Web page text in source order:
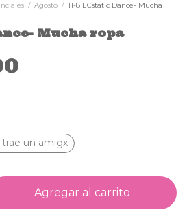
/ Agosto / 11-8 ECstatic Dance- Mucha
Mucha ropa
un amigx